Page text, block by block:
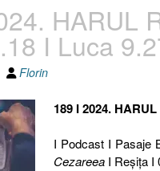
HARUL
I Luca
Florin
189 I 2024.
I Podcast I Pasaje
CezareeaI Reşiţa I